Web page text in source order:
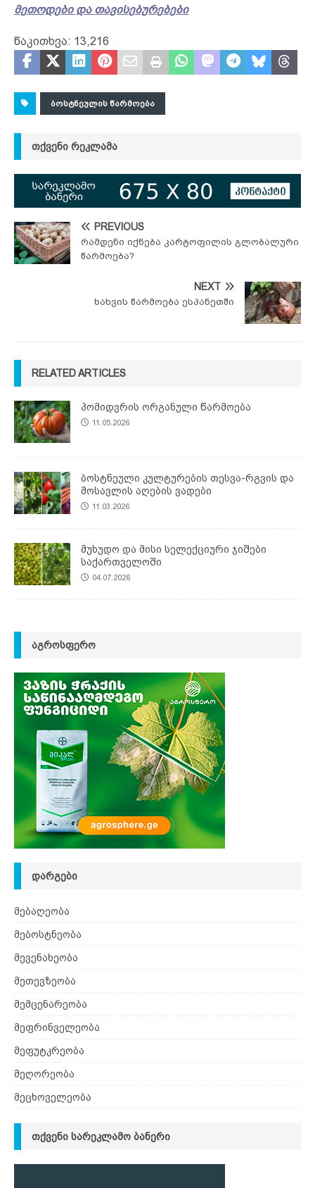
მეთოდები და თავისებურებები
წაკითხვა: 13,216
ᲑᲝᲡᲢᲜᲔᲣᲚᲘᲡ ᲬᲐᲠᲛᲝᲔᲑᲐ
ᲗᲥᲕᲔᲜᲘ ᲠᲔᲙᲚᲐᲛᲐ
PREVIOUS
რამდენი იქნება კარტოფილის გლობალური
წარმოება?
NEXT
ხახვის წარმოება ესპანეთში
RELATED ARTICLES
პომიდვრის ორგანული წარმოება
11.05.2026
ბოსტნეული კულტურების თესვა-რგვის და
მოსავლის აღების ვადები
11.03.2026
მუხუდო და მისი სელექციური ჯიშები
საქართველოში
04.07.2026
ᲐᲒᲠᲝᲡᲤᲔᲠᲝ
ᲓᲐᲠᲒᲔᲑᲘ
მებაღეობა
მებოსტნეობა
მევენახეობა
მეთევზეობა
მემცენარეობა
მეფრინველეობა
მეფუტკრეობა
მეღორეობა
მეცხოველეობა
ᲗᲥᲕᲔᲜᲘ ᲡᲐᲠᲔᲙᲚᲐᲛᲝ ᲑᲐᲜᲔᲠᲘ